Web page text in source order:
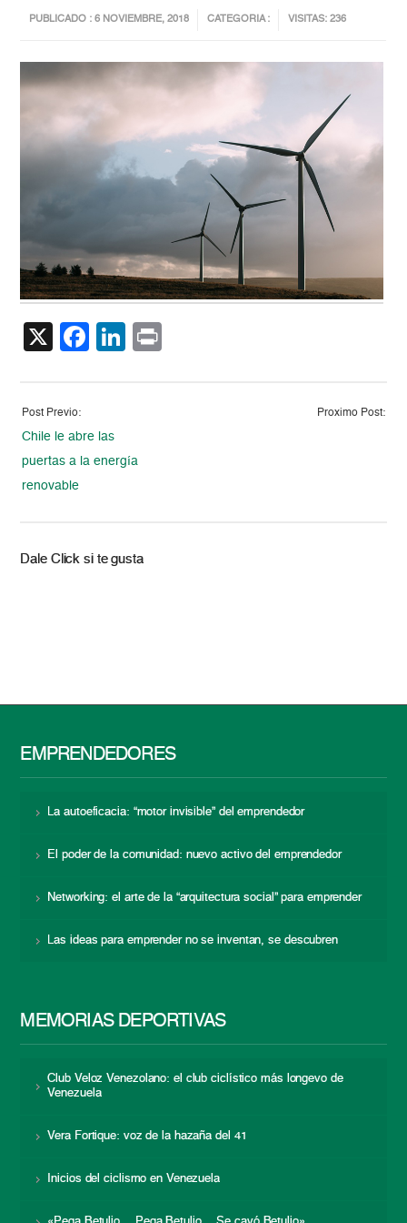
PUBLICADO : 6 NOVIEMBRE, 2018 CATEGORIA : VISITAS: 236
X Facebook
LinkedIn
Post Previo:
Chile le abre las
puertas a la energía
renovable
Proximo Post:
Dale Click si te gusta
EMPRENDEDORES
La autoeficacia: “motor invisible” del emprendedor
El poder de la comunidad: nuevo activo del emprendedor
Networking: el arte de la “arquitectura social” para emprender
Las ideas para emprender no se inventan, se descubren
MEMORIAS DEPORTIVAS
Club Veloz Venezolano: el club ciclístico más longevo de
Venezuela
Vera Fortique: voz de la hazaña del 41
Inicios del ciclismo en Venezuela